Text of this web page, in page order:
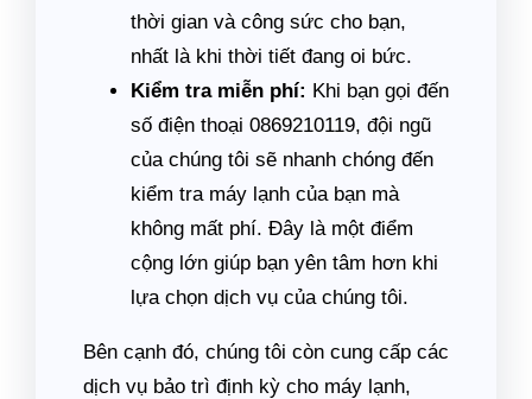
thời gian và công sức cho bạn,
nhất là khi thời tiết đang oi bức.
Kiểm tra miễn phí: Khi bạn gọi đến
số điện thoại 0869210119, đội ngũ
của chúng tôi sẽ nhanh chóng đến
kiểm tra máy lạnh của bạn mà
không mất phí. Đây là một điểm
cộng lớn giúp bạn yên tâm hơn khi
lựa chọn dịch vụ của chúng tôi.
Bên cạnh đó, chúng tôi còn cung cấp các
dịch vụ bảo trì định kỳ cho máy lạnh,